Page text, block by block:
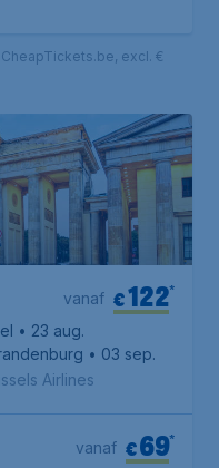
excl. €
€122*
vanaf
• 23 aug.
• 03 sep.
Airlines
€69*
vanaf